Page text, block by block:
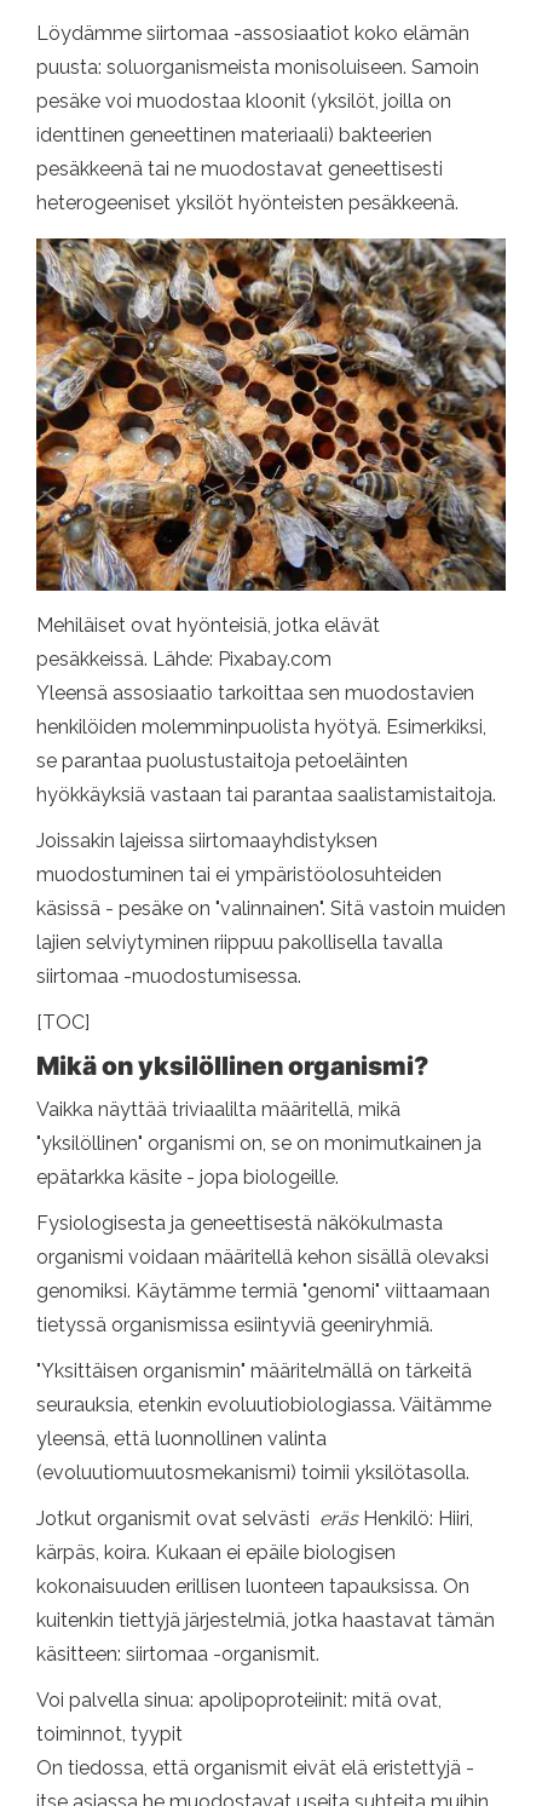
Löydämme siirtomaa -assosiaatiot koko elämän
puusta: soluorganismeista monisoluiseen. Samoin
pesäke voi muodostaa kloonit (yksilöt, joilla on
identtinen geneettinen materiaali) bakteerien
pesäkkeenä tai ne muodostavat geneettisesti
heterogeeniset yksilöt hyönteisten pesäkkeenä.
Mehiläiset ovat hyönteisiä, jotka elävät
pesäkkeissä. Lähde: Pixabay.com
Yleensä assosiaatio tarkoittaa sen muodostavien
henkilöiden molemminpuolista hyötyä. Esimerkiksi,
se parantaa puolustustaitoja petoeläinten
hyökkäyksiä vastaan ​​tai parantaa saalistamistaitoja.
Joissakin lajeissa siirtomaayhdistyksen
muodostuminen tai ei ympäristöolosuhteiden
käsissä - pesäke on "valinnainen". Sitä vastoin muiden
lajien selviytyminen riippuu pakollisella tavalla
siirtomaa -muodostumisessa.
[TOC]
Mikä on yksilöllinen organismi?
Vaikka näyttää triviaalilta määritellä, mikä
"yksilöllinen" organismi on, se on monimutkainen ja
epätarkka käsite - jopa biologeille.
Fysiologisesta ja geneettisestä näkökulmasta
organismi voidaan määritellä kehon sisällä olevaksi
genomiksi. Käytämme termiä "genomi" viittaamaan
tietyssä organismissa esiintyviä geeniryhmiä.
"Yksittäisen organismin" määritelmällä on tärkeitä
seurauksia, etenkin evoluutiobiologiassa. Väitämme
yleensä, että luonnollinen valinta
(evoluutiomuutosmekanismi) toimii yksilötasolla.
Jotkut organismit ovat selvästi eräs Henkilö: Hiiri,
kärpäs, koira. Kukaan ei epäile biologisen
kokonaisuuden erillisen luonteen tapauksissa. On
kuitenkin tiettyjä järjestelmiä, jotka haastavat tämän
käsitteen: siirtomaa -organismit.
Voi palvella sinua: apolipoproteiinit: mitä ovat,
toiminnot, tyypit
On tiedossa, että organismit eivät elä eristettyjä -